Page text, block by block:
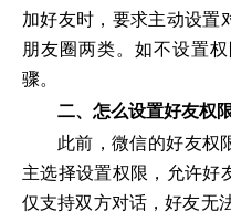
加好友时，要求主动设置
朋友圈两类。如不设置
骤。
二、怎么设置好友权
此前，微信的好友权
主选择设置权限，允许好
仅支持双方对话，好友无